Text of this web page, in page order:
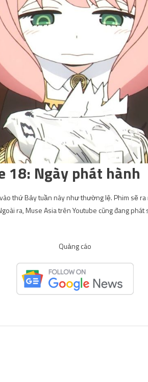
18: Ngày phát hành
thứ Bảy tuần này như thường lệ. Phim sẽ
ra, Muse Asia trên Youtube cũng đang
Quảng cáo